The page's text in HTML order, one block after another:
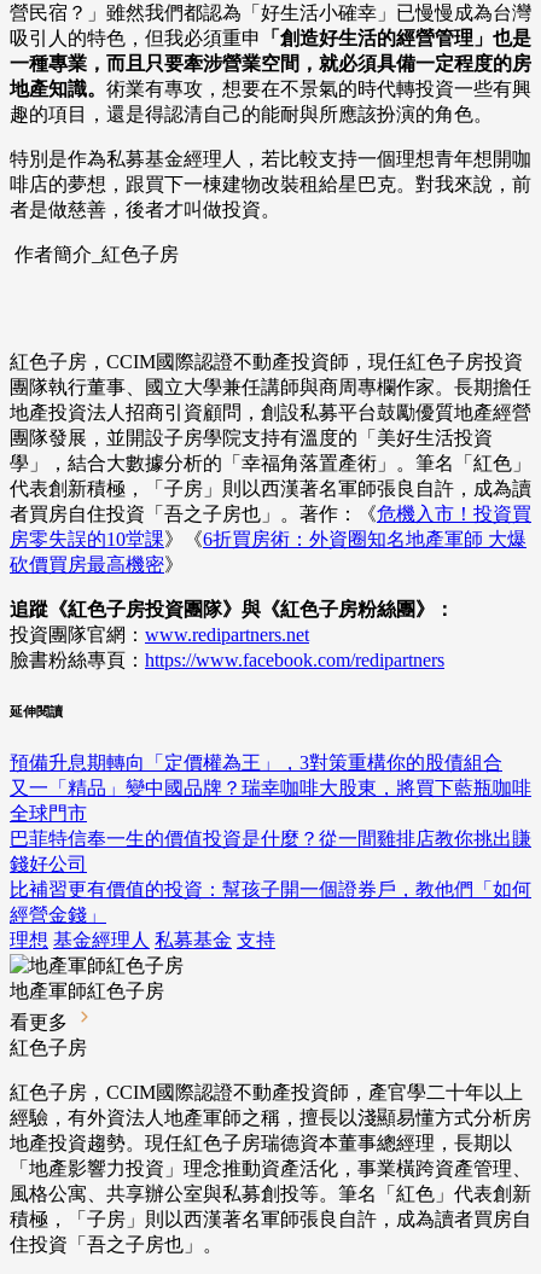
營民宿？」雖然我們都認為「好生活小確幸」已慢慢成為台灣
吸引人的特色，但我必須重申
「創造好生活的經營管理」也是
一種專業，而且只要牽涉營業空間，就必須具備一定程度的房
地產知識。 術業有專攻，想要在不景氣的時代轉投資一些有興
趣的項目，還是得認清自己的能耐與所應該扮演的角色。
特別是作為私募基金經理人，若比較支持一個理想青年想開咖
啡店的夢想，跟買下一棟建物改裝租給星巴克。對我來說，前
者是做慈善，後者才叫做投資。
作者簡介_紅色子房
紅色子房，CCIM國際認證不動產投資師，現任紅色子房投資
團隊執行董事、國立大學兼任講師與商周專欄作家。長期擔任
地產投資法人招商引資顧問，創設私募平台鼓勵優質地產經營
團隊發展，並開設子房學院支持有溫度的「美好生活投資
學」，結合大數據分析的「幸福角落置產術」。筆名「紅色」
代表創新積極，「子房」則以西漢著名軍師張良自許，成為讀
者買房自住投資「吾之子房也」。著作：《危機入市！投資買
房零失誤的10堂課》《6折買房術：外資圈知名地產軍師 大爆
砍價買房最高機密》
追蹤《紅色子房投資團隊》與《紅色子房粉絲團》：
投資團隊官網： www.redipartners.net
臉書粉絲專頁： https://www.facebook.com/redipartners
延伸閱讀
預備升息期轉向「定價權為王」，3對策重構你的股債組合
又一「精品」變中國品牌？瑞幸咖啡大股東，將買下藍瓶咖啡
全球門市
巴菲特信奉一生的價值投資是什麼？從一間雞排店教你挑出賺
錢好公司
比補習更有價值的投資：幫孩子開一個證券戶，教他們「如何
經營金錢」
理想 基金經理人 私募基金 支持
地產軍師紅色子房
看更多
紅色子房
紅色子房，CCIM國際認證不動產投資師，產官學二十年以上
經驗，有外資法人地產軍師之稱，擅長以淺顯易懂方式分析房
地產投資趨勢。現任紅色子房瑞德資本董事總經理，長期以
「地產影響力投資」理念推動資產活化，事業橫跨資產管理、
風格公寓、共享辦公室與私募創投等。筆名「紅色」代表創新
積極，「子房」則以西漢著名軍師張良自許，成為讀者買房自
住投資「吾之子房也」。